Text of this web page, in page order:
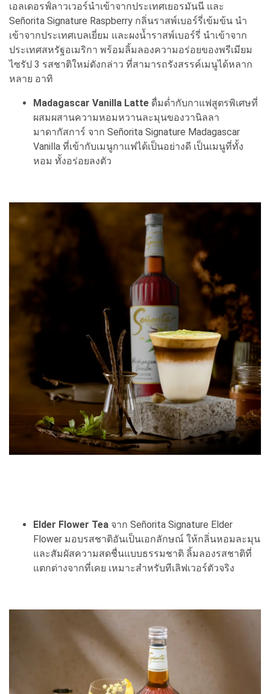
เอลเดอรฟ์ลาวเวอร์นำเข้าจากประเทศเยอรมันนี และ
Señorita Signature Raspberry กลิ่นราสพ์เบอร์รี่เข้มข้น นำ
เข้าจากประเทศเบลเยี่ยม และผงน้ำราสพ์เบอร์รี่ นำเข้าจาก
ประเทศสหรัฐอเมริกา พร้อมลิ้มลองความอร่อยของพรีเมียม
ไซรัป 3 รสชาติใหม่ดังกล่าว ที่สามารถรังสรรค์เมนูได้หลาก
หลาย อาทิ
Madagascar Vanilla Latte ดื่มด่ำกับกาแฟสูตรพิเศษที่
ผสมผสานความหอมหวานละมุนของวานิลลา
มาดากัสการ์ จาก Señorita Signature Madagascar
Vanilla ที่เข้ากับเมนูกาแฟได้เป็นอย่างดี เป็นเมนูที่ทั้ง
หอม ทั้งอร่อยลงตัว
Elder Flower Tea จาก Señorita Signature Elder
Flower มอบรสชาติอันเป็นเอกลักษณ์ ให้กลิ่นหอมละมุน
และสัมผัสความสดชื่นแบบธรรมชาติ ลิ้มลองรสชาติที่
แตกต่างจากที่เคย เหมาะสำหรับทีเลิฟเวอร์ตัวจริง